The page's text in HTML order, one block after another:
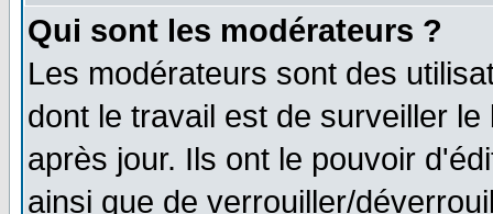
Qui sont les modérateurs ?
Les modérateurs sont des
dont le travail est de surveiller
après jour. Ils ont le pouvoir
ainsi que de verrouiller/